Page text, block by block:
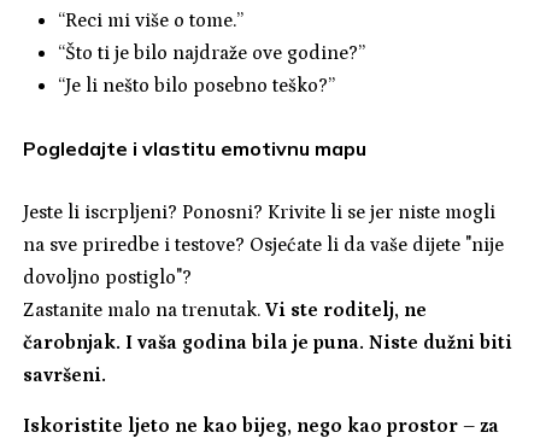
“Reci mi više o tome.”
“Što ti je bilo najdraže ove godine?”
“Je li nešto bilo posebno teško?”
Pogledajte i vlastitu emotivnu mapu
Jeste li iscrpljeni? Ponosni? Krivite li se jer niste mogli
na sve priredbe i testove? Osjećate li da vaše dijete "nije
dovoljno postiglo"?
Zastanite malo na trenutak.Vi ste roditelj, ne
čarobnjak. I vaša godina bila je puna. Niste dužni biti
savršeni.
Iskoristite ljeto ne kao bijeg, nego kao prostor – za